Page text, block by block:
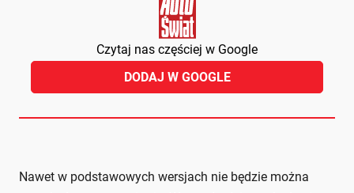
Czytaj nas częściej w Google
DODAJ W GOOGLE
Nawet w podstawowych wersjach nie będzie można